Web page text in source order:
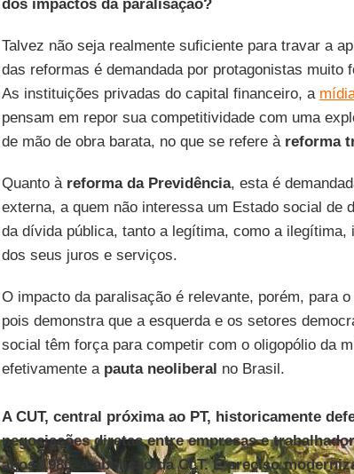
dos impactos da paralisação?
Talvez não seja realmente suficiente para travar a
das reformas é demandada por protagonistas muito
As instituições privadas do capital financeiro, a
pensam em repor sua competitividade com uma
de mão de obra barata, no que se refere à reforma
Quanto à reforma da Previdência, esta é
externa, a quem não interessa um Estado social de
da dívida pública, tanto a legítima, como a ilegítima,
dos seus juros e serviços.
O impacto da paralisação é relevante, porém, para
pois demonstra que a esquerda e os setores
social têm força para competir com o oligopólio da
efetivamente a pauta neoliberal no Brasil.
A CUT, central próxima ao PT, historicamente
negociações diretas entre empresas e
anos 1980, a abolição da CLT. É preciso